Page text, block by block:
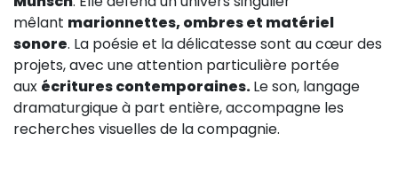
(Fonctionnement, gouvernance, groupes de travail,
Sur le terrain
(Portraits, actions, collaborations)
Sur l’étagère
(Documents, études, publications)
mêlant marionnettes, ombres et matériel
sonore. La poésie et la délicatesse sont au cœur des
projets, avec une attention particulière portée
aux écritures contemporaines.Le son, langage
dramaturgique à part entière, accompagne les
recherches visuelles de la compagnie.